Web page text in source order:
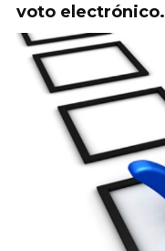
voto electrónico.